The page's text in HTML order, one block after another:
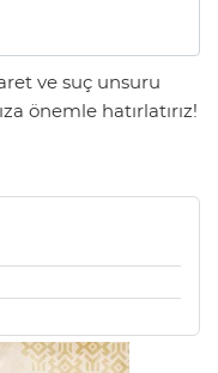
ve suç unsuru
önemle hatırlatırız!